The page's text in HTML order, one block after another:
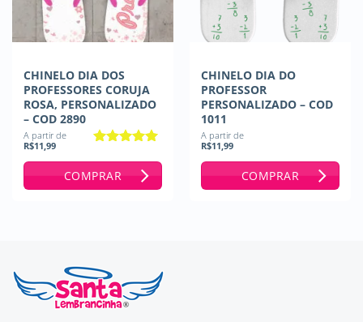
CHINELO DIA DOS
PROFESSORES CORUJA
ROSA, PERSONALIZADO
– COD 2890
A partir de
R$11,99
COMPRAR
CHINELO DIA DO
PROFESSOR
PERSONALIZADO – COD
1011
A partir de
R$11,99
COMPRAR